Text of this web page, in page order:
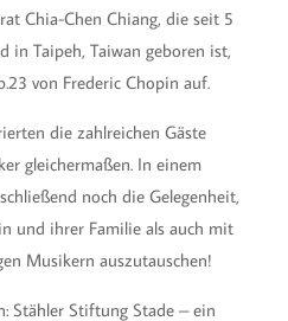
Chia-Chen Chiang, die seit 5
in Taipeh, Taiwan geboren ist,
von Frederic Chopin auf.
die zahlreichen Gäste
gleichermaßen. In einem
noch die Gelegenheit,
und ihrer Familie als auch mit
Musikern auszutauschen!
Stähler Stiftung Stade – ein